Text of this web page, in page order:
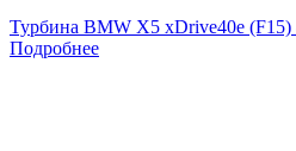
Турбина BMW X5 xDrive40e (F15)
Подробнее